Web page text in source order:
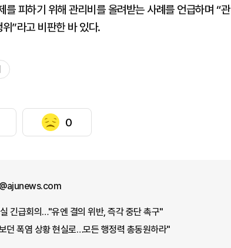
피하기 위해 관리비를 올려받는 사례를 언급하며 “관
”라고 비판한 바 있다.
0
긴급회의…"유엔 결의 위반, 즉각 중단 촉구"
던 폭염 상황 현실로…모든 행정력 총동원하라"